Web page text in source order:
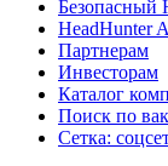
Безопасный
HeadHunter
Партнерам
Инвесторам
Каталог
Поиск по
Сетка: